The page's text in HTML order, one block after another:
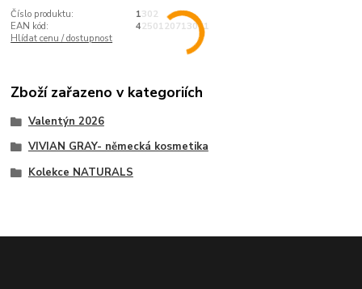
Číslo produktu:
1302
EAN kód:
4250120713021
Hlídat cenu / dostupnost
Zboží zařazeno v kategoriích
Valentýn 2026
VIVIAN GRAY- německá kosmetika
Kolekce NATURALS